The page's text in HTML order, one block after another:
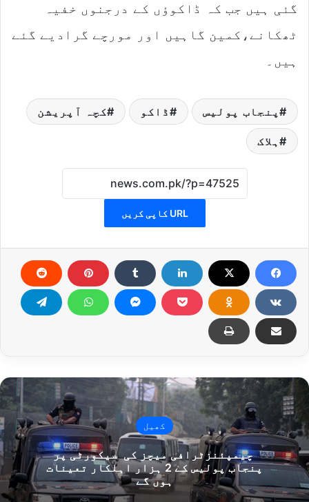
گئی ہیں جب کہ ڈاکوؤں کے درجنوں خفیہ
ٹھکانے،کمین گاہیں اور مورچے گرادیے گئے
ہیں۔
پنجاب پولیس ڈاکو کچہ آپریشن
ہلاک
URL کاپی کریں
کھیل
چیمپئنزٹرافی میچز کی سیکورٹی پر
پنجاب پولیس کے 2 ہزار اہلکار تعینات
ہوں گے